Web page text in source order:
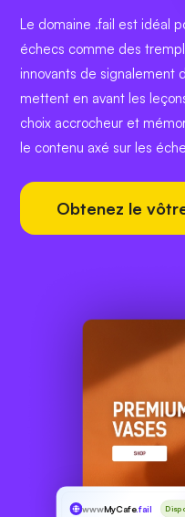
Le domaine .fail est idéal
échecs comme des
innovants de signalement
mettent en avant les
choix accrocheur et
le contenu axé sur les
Obtenez le
wwwMyCafe.fail